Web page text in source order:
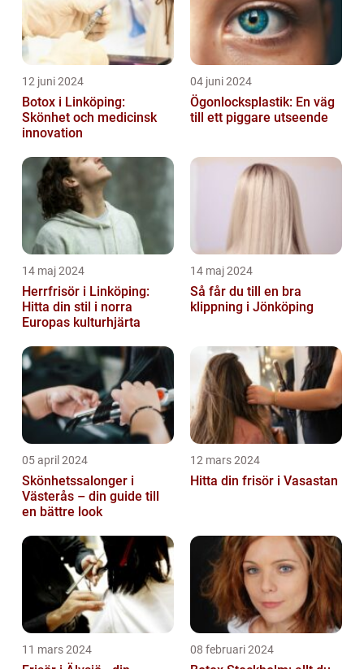
12 juni 2024
Botox i Linköping:
Skönhet och medicinsk
innovation
04 juni 2024
Ögonlocksplastik: En väg
till ett piggare utseende
14 maj 2024
Herrfrisör i Linköping:
Hitta din stil i norra
Europas kulturhjärta
14 maj 2024
Så får du till en bra
klippning i Jönköping
05 april 2024
Skönhetssalonger i
Västerås – din guide till
en bättre look
12 mars 2024
Hitta din frisör i Vasastan
11 mars 2024 08 februari 2024